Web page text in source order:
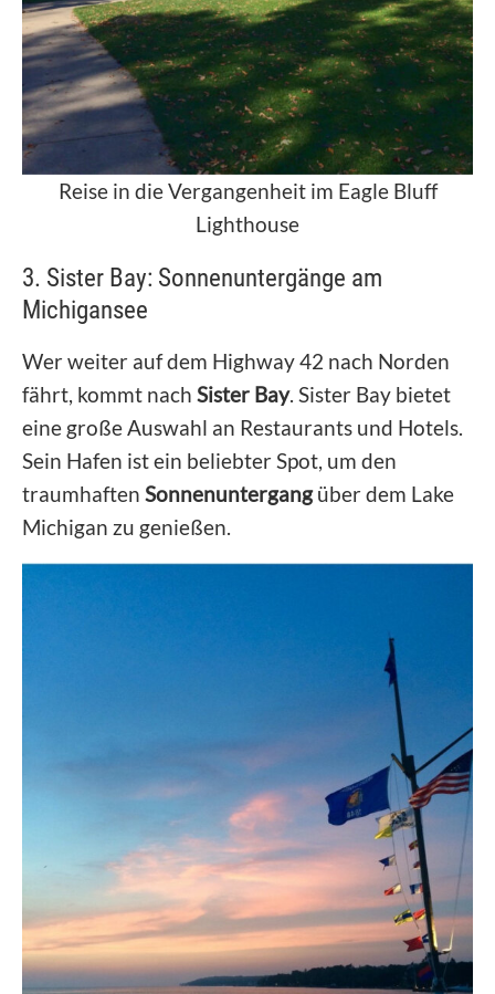
Reise in die Vergangenheit im Eagle Bluff
Lighthouse
3. Sister Bay: Sonnenuntergänge am
Michigansee
Wer weiter auf dem Highway 42 nach Norden
fährt, kommt nach Sister Bay. Sister Bay bietet
eine große Auswahl an Restaurants und Hotels.
Sein Hafen ist ein beliebter Spot, um den
traumhaften Sonnenuntergangüber dem Lake
Michigan zu genießen.